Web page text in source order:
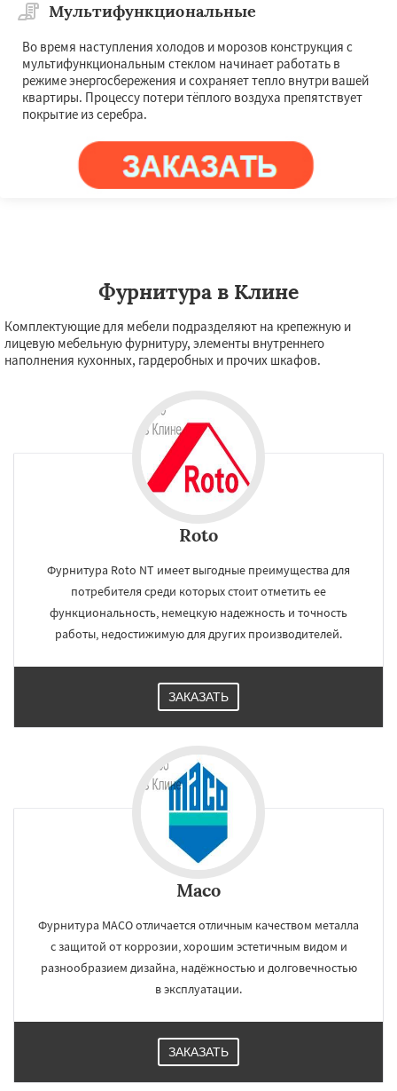
Мультифункциональные
Во время наступления холодов и морозов конструкция с
мультифункциональным стеклом начинает работать в
режиме энергосбережения и сохраняет тепло внутри вашей
квартиры. Процессу потери тёплого воздуха препятствует
покрытие из серебра.
Фурнитура в Клине
Комплектующие для мебели подразделяют на крепежную и
лицевую мебельную фурнитуру, элементы внутреннего
наполнения кухонных, гардеробных и прочих шкафов.
Roto
Фурнитура Roto NT имеет выгодные преимущества для
потребителя среди которых стоит отметить ее
функциональность, немецкую надежность и точность
работы, недостижимую для других производителей.
ЗАКАЗАТЬ
Maco
Фурнитура MACO отличается отличным качеством металла
с защитой от коррозии, хорошим эстетичным видом и
разнообразием дизайна, надёжностью и долговечностью
в эксплуатации.
ЗАКАЗАТЬ